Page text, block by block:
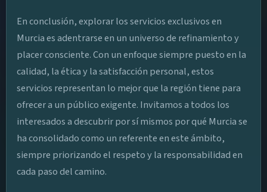
En conclusión, explorar los servicios exclusivos en
Murcia es adentrarse en un universo de refinamiento y
placer consciente. Con un enfoque siempre puesto en la
calidad, la ética y la satisfacción personal, estos
servicios representan lo mejor que la región tiene para
ofrecer a un público exigente. Invitamos a todos los
interesados a descubrir por sí mismos por qué Murcia se
ha consolidado como un referente en este ámbito,
siempre priorizando el respeto y la responsabilidad en
cada paso del camino.